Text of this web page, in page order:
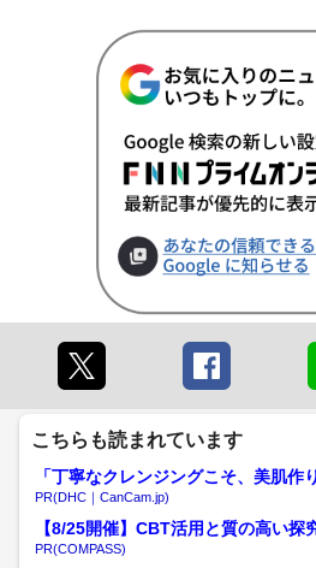
こちらも読まれています
「丁寧なクレンジングこそ、美肌作
PR(DHC｜CanCam.jp)
【8/25開催】CBT活用と質の高い探
指導要領を見据えた...
PR(COMPASS)